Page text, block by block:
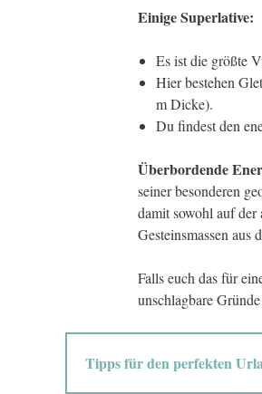
Einige Superlative:
Es ist die größte
Hier bestehen
m Dicke).
Du findest den
Überbordende
seiner besonderen
damit sowohl auf der
Gesteinsmassen aus
Falls euch das für
unschlagbare
Tipps für den perfekten